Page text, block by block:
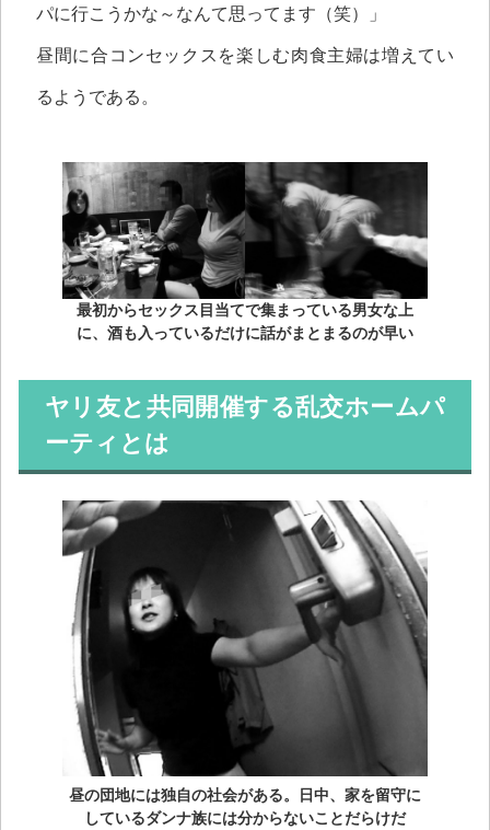
パに行こうかな～なんて思ってます（笑）」
昼間に合コンセックスを楽しむ肉食主婦は増えてい
るようである。
最初からセックス目当てで集まっている男女な上
に、酒も入っているだけに話がまとまるのが早い
ヤリ友と共同開催する乱交ホームパ
ーティとは
昼の団地には独自の社会がある。日中、家を留守に
しているダンナ族には分からないことだらけだ